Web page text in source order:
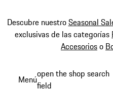
Descubre nuestroSeasonal
exclusivas de las categorías
Accesorioso
Menúopen the shop search
field